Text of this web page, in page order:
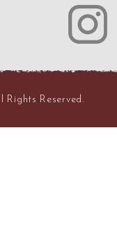
Reserved.